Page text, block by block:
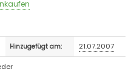
Hinzugefügt am: 21.07.2007